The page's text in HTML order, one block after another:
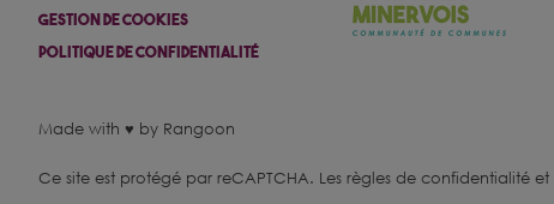
Gestion De Cookies
Politique De Confidentialité
Made with ♥ by Rangoon
Ce site est protégé par reCAPTCHA. Les règles de confidentialité et